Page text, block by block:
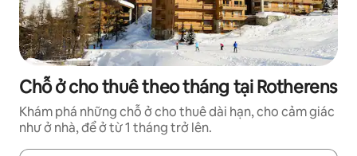
Chỗ ở cho thuê theo tháng tại Rotherens
Khám phá những chỗ ở cho thuê dài hạn, cho cảm giác
như ở nhà, để ở từ 1 tháng trở lên.